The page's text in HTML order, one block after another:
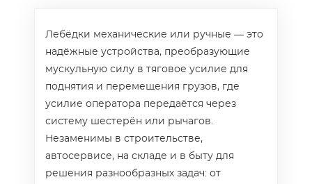
Лебёдки механические или ручные — это
надёжные устройства, преобразующие
мускульную силу в тяговое усилие для
поднятия и перемещения грузов, где
усилие оператора передаётся через
систему шестерён или рычагов.
Незаменимы в строительстве,
автосервисе, на складе и в быту для
решения разнообразных задач: от